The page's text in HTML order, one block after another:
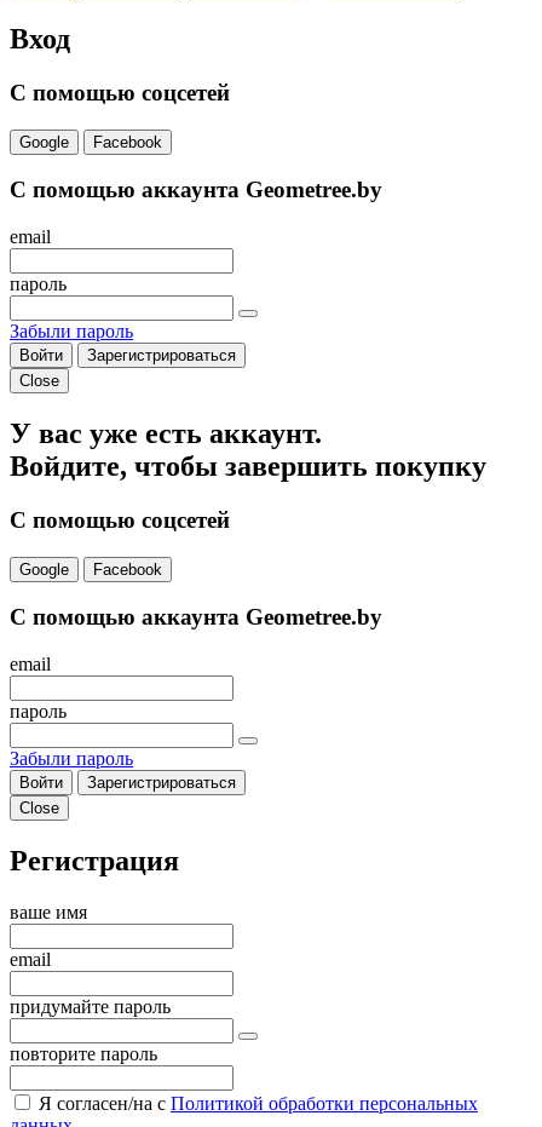
Вход
С помощью соцсетей
Google Facebook
С помощью аккаунта Geometree.by
email
пароль
Забыли пароль
Войти
Зарегистрироваться
Close
У вас уже есть аккаунт.
Войдите, чтобы завершить покупку
С помощью соцсетей
Google Facebook
С помощью аккаунта Geometree.by
email
пароль
Забыли пароль
Войти
Зарегистрироваться
Close
Регистрация
ваше имя
email
придумайте пароль
повторите пароль
Я согласен/на с Политикой обработки персональных